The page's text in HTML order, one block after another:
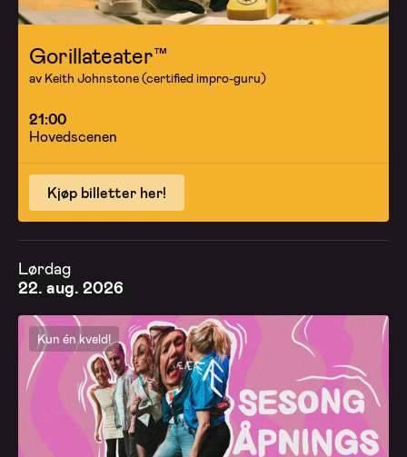
Gorillateater™
av Keith Johnstone (certified impro-guru)
21:00
Hovedscenen
Kjøp billetter her!
Lørdag
22. aug. 2026
Kun én kveld!